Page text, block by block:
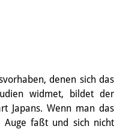
denen sich das
widmet, bildet der
Japans. Wenn man das
Auge faßt und sich nicht